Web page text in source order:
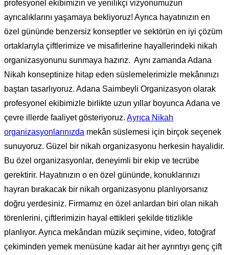
profesyonel ekibimizin ve yenilikçi vizyonumuzun
ayrıcalıklarını yaşamaya bekliyoruz! Ayrıca hayatınızın en
özel gününde benzersiz konseptler ve sektörün en iyi çözüm
ortaklarıyla çiftlerimize ve misafirlerine hayallerindeki nikah
organizasyonunu sunmaya hazırız. Aynı zamanda Adana
Nikah konseptinize hitap eden süslemelerimizle mekânınızı
baştan tasarlıyoruz. Adana Saimbeyli Organizasyon olarak
profesyonel ekibimizle birlikte uzun yıllar boyunca Adana ve
çevre illerde faaliyet gösteriyoruz. Ayrıca Nikah
organizasyonlarınızda mekân süslemesi için birçok seçenek
sunuyoruz. Güzel bir nikah organizasyonu herkesin hayalidir.
Bu özel organizasyonlar, deneyimli bir ekip ve tecrübe
gerektirir. Hayatınızın o en özel gününde, konuklarınızı
hayran bırakacak bir nikah organizasyonu planlıyorsanız
doğru yerdesiniz. Firmamız en özel anlardan biri olan nikah
törenlerini, çiftlerimizin hayal ettikleri şekilde titizlikle
planlıyor. Ayrıca mekândan müzik seçimine, video, fotoğraf
çekiminden yemek menüsüne kadar ait her ayrıntıyı genç çift